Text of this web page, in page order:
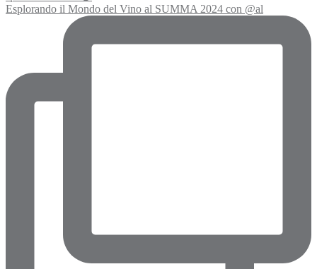
Esplorando il Mondo del Vino al SUMMA 2024 con @al